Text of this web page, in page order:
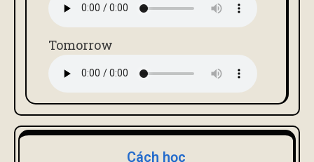
Tomorrow
Cách học